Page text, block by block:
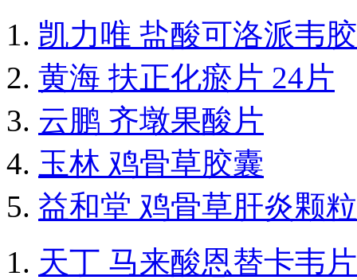
凯力唯 盐酸可洛派韦
黄海 扶正化瘀片 24片
云鹏 齐墩果酸片
玉林 鸡骨草胶囊
益和堂 鸡骨草肝炎颗粒
天丁 马来酸恩替卡韦片